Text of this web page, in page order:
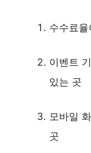
수수료
이벤트
있는 곳
모바일
곳